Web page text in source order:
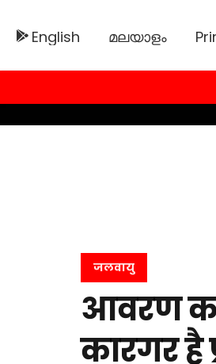
English മലയാളം
जलवायु
आवरण
कारगर है